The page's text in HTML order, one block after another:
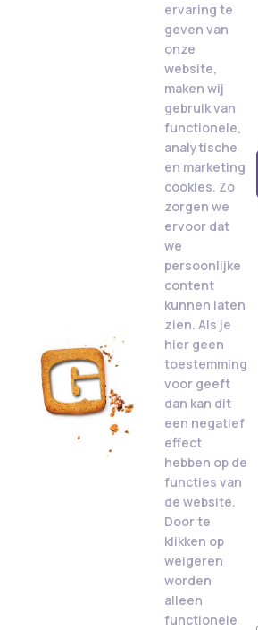
ervaring te
geven van
onze
website,
maken wij
gebruik van
functionele,
analytische
en marketing
cookies. Zo
zorgen we
ervoor dat
we
persoonlijke
content
kunnen laten
zien. Als je
hier geen
toestemming
voor geeft
dan kan dit
een negatief
effect
hebben op de
functies van
de website.
Door te
klikken op
weigeren
worden
alleen
functionele